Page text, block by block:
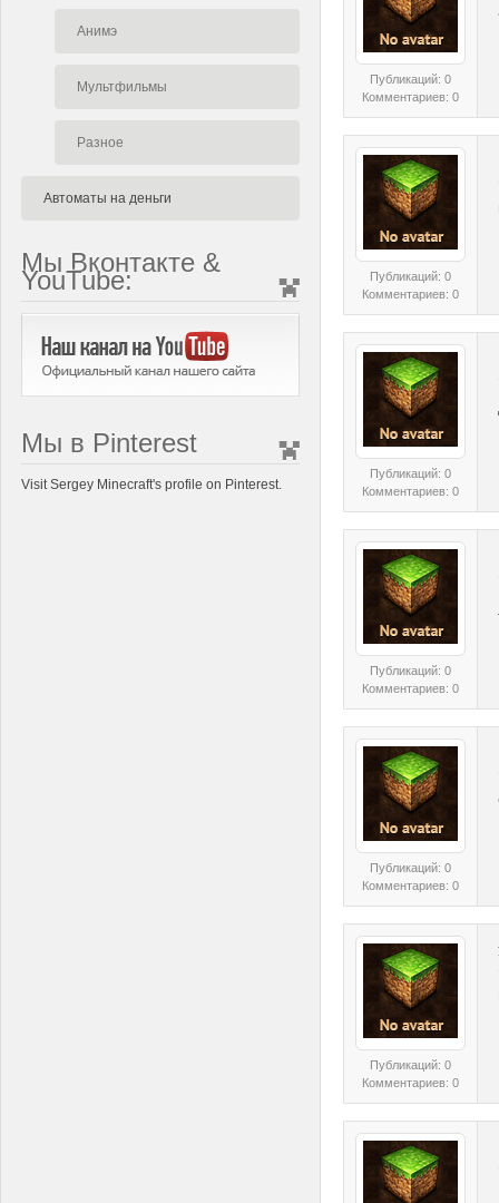
Анимэ
Мультфильмы
Разное
Автоматы на деньги
Мы Вконтакте &
YouTube:
Мы в Pinterest
Visit Sergey Minecraft's profile on Pinterest.
Публикаций: 0
Комментариев: 0
Публикаций: 0
Комментариев: 0
Публикаций: 0
Комментариев: 0
Публикаций: 0
Комментариев: 0
Публикаций: 0
Комментариев: 0
Публикаций: 0
Комментариев: 0